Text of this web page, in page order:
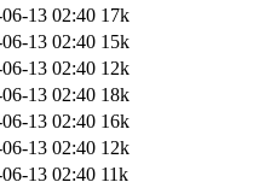
13 02:40 17k
13 02:40 15k
13 02:40 12k
13 02:40 18k
13 02:40 16k
13 02:40 12k
13 02:40 11k